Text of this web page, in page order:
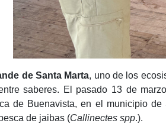
de Santa Marta, uno de los
saberes. El pasado 13 de
de Buenavista, en el municipio
de jaibas (Callinectes spp.).